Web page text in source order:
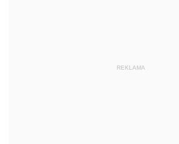
REKLAMA